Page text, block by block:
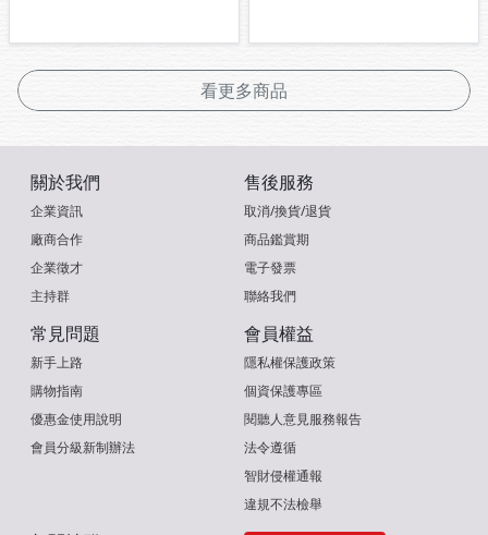
看更多商品
關於我們
企業資訊
廠商合作
企業徵才
主持群
售後服務
取消/換貨/退貨
商品鑑賞期
電子發票
聯絡我們
常見問題
新手上路
購物指南
優惠金使用說明
會員分級新制辦法
會員權益
隱私權保護政策
個資保護專區
閱聽人意見服務報告
法令遵循
智財侵權通報
違規不法檢舉